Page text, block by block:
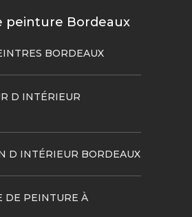
peinture Bordeaux
BORDEAUX
D INTÉRIEUR
D INTÉRIEUR BORDEAUX
DE PEINTURE À